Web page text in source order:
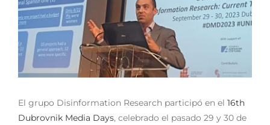
El grupo Disinformation Research participó en el 16th
Dubrovnik Media Days, celebrado el pasado 29 y 30 de